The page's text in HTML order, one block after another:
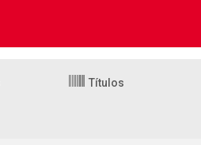
Títulos